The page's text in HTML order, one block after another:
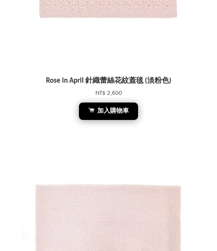
Rose in April 針織蕾絲花紋蓋毯 (淡粉色)
NT$ 2,600
加入購物車